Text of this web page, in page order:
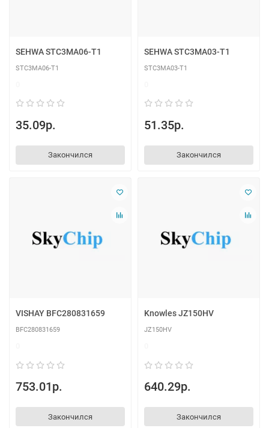
SEHWA STC3MA06-T1
STC3MA06-T1
35.09р.
Закончился
SEHWA STC3MA03-T1
STC3MA03-T1
51.35р.
Закончился
VISHAY BFC280831659
BFC280831659
753.01р.
Закончился
Knowles JZ150HV
JZ150HV
640.29р.
Закончился